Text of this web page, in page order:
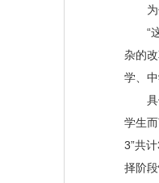
为什
“这
杂的
学、
具体
学生
3”共
择阶